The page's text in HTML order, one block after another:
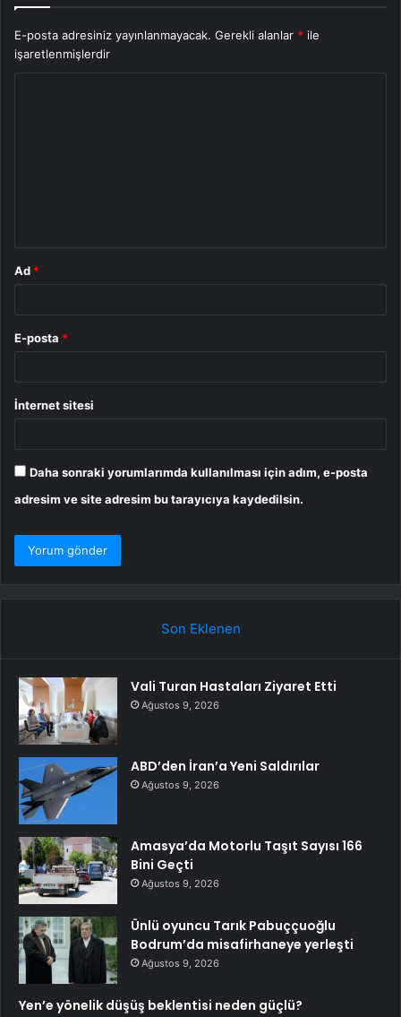
E-posta adresiniz yayınlanmayacak. Gerekli alanlar * ile
işaretlenmişlerdir
Ad *
E-posta *
İnternet sitesi
Daha sonraki yorumlarımda kullanılması için adım, e-posta
adresim ve site adresim bu tarayıcıya kaydedilsin.
Son Eklenen
Vali Turan Hastaları Ziyaret Etti
Ağustos 9, 2026
ABD’den İran’a Yeni Saldırılar
Ağustos 9, 2026
Amasya’da Motorlu Taşıt Sayısı 166
Bini Geçti
Ağustos 9, 2026
Ünlü oyuncu Tarık Pabuççuoğlu
Bodrum’da misafirhaneye yerleşti
Ağustos 9, 2026
Yen’e yönelik düşüş beklentisi neden güçlü?